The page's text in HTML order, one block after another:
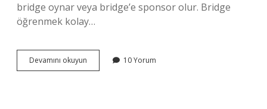
bridge oynar veya bridge’e sponsor olur. Bridge
öğrenmek kolay…
Devamını okuyun
Kaç
10 Yorum